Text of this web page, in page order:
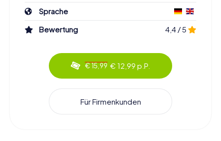
Schnitzeljagd wird euch mit Sicherheit neue Einblicke und
unvergessliche Erlebnisse bieten.
Schnitzeljagd in Athen, die euch die Stadt von einer ganz
neuen Seite zeigt. Lasst euch von der Geschichte und
Kultur Athens inspirieren und erlebt ein Abenteuer, das ihr
so schnell nicht vergessen werdet!
Sprache
Bewertung
4,4 / 5
€ 15,99 € 12,99 p.P.
Für Firmenkunden